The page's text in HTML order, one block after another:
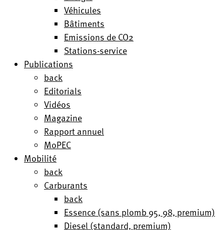
Véhicules
Bâtiments
Emissions de CO2
Stations-service
Publications
back
Editorials
Vidéos
Magazine
Rapport annuel
MoPEC
Mobilité
back
Carburants
back
Essence (sans plomb 95, 98, premium)
Diesel (standard, premium)